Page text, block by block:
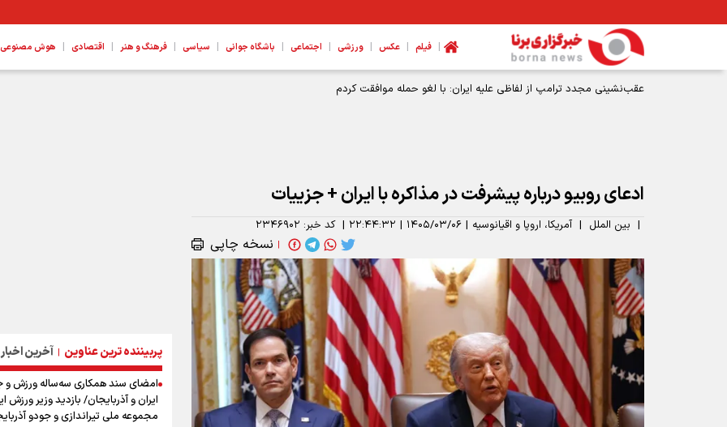
| فیلم | عکس | ورزشی | اجتماعی | باشگاه جوانی | سیاسی | فرهنگ و هنر | اقتصادی | هوش مصنوعی،
عقب‌نشینی مجدد ترامپ از لفاظی علیه ایران: با لغو حمله موافقت کردم
ادعای روبیو درباره پیشرفت‌ در مذاکره با ایران + جزییات
| بین الملل | آمریکا، اروپا و اقیانوسیه | ۱۴۰۵/۰۳/۰۶ | ۲۲:۴۴:۳۲ | کد خبر: ۲۳۴۶۹۰۲
| نسخه چاپی
پربیننده ترین عناوین | آخرین اخبار
امضای سند همکاری سه‌ساله ورزش و
ایران و آذربایجان/ بازدید وزیر ورزش
مجموعه ملی تیراندازی و جودو